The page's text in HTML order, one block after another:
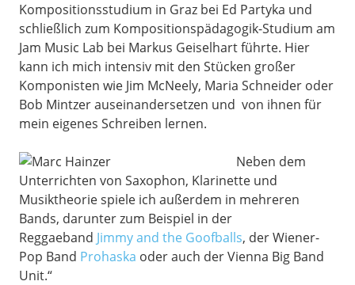
Kompositionsstudium in Graz bei Ed Partyka und
schließlich zum Kompositionspädagogik-Studium am
Jam Music Lab bei Markus Geiselhart führte. Hier
kann ich mich intensiv mit den Stücken großer
Komponisten wie Jim McNeely, Maria Schneider oder
Bob Mintzer auseinandersetzen und von ihnen für
mein eigenes Schreiben lernen.
Neben dem
Unterrichten von Saxophon, Klarinette und
Musiktheorie spiele ich außerdem in mehreren
Bands, darunter zum Beispiel in der
Reggaeband Jimmy and the Goofballs, der Wiener-
Pop Band Prohaska oder auch der Vienna Big Band
Unit.“